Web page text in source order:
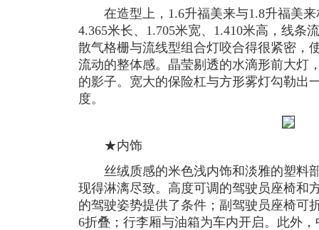
在造型上，1.6升福美来与1.8升福美来
4.365米长、1.705米宽、1.410米高，线条
散气格栅与流线型组合灯咬合得很紧密，
流动的整体感。晶莹剔透的水滴形前大灯
的影子。宽大的保险杠与方形雾灯勾勒出
度。
★内饰
丝绒质感的米色浅内饰和淡雅的塑料
现得淋漓尽致。高度可调的驾驶员座椅和
的驾驶姿势提供了条件；副驾驶员座椅可
6折叠；行李厢与油箱为车内开启。此外